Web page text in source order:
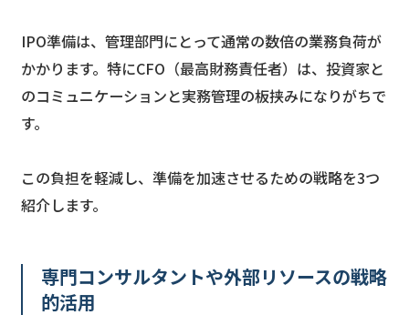
IPO準備は、管理部門にとって通常の数倍の業務負荷が
かかります。特にCFO（最高財務責任者）は、投資家と
のコミュニケーションと実務管理の板挟みになりがちで
す。
この負担を軽減し、準備を加速させるための戦略を3つ
紹介します。
専門コンサルタントや外部リソースの戦略
的活用